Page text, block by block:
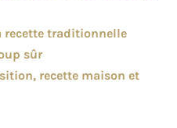
recette traditionnelle
sûr
recette maison et